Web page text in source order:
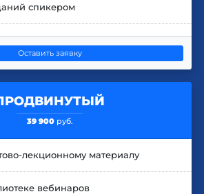
спикером
Оставить заявку
39 900 руб.
лекционному материалу
вебинаров